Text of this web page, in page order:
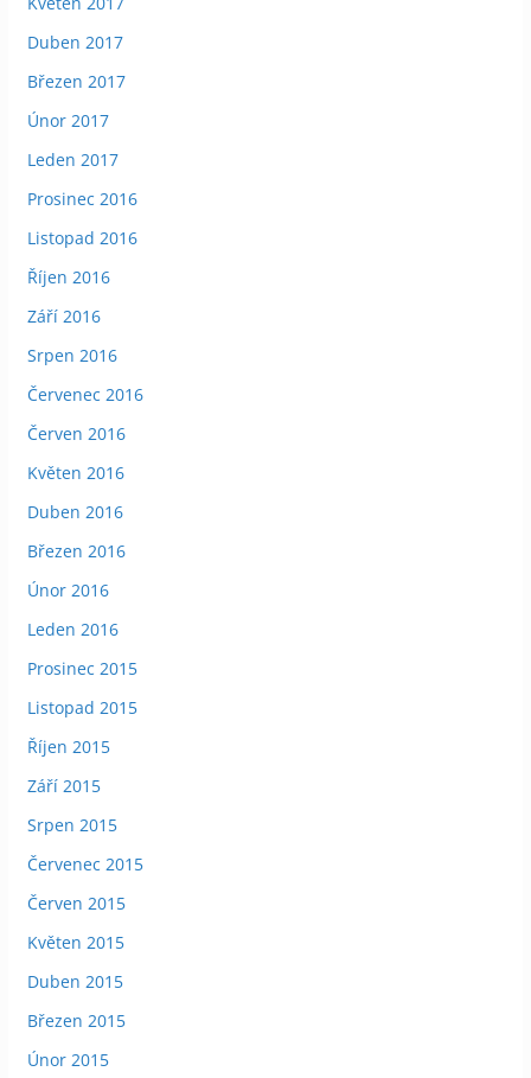
Duben 2017
Březen 2017
Únor 2017
Leden 2017
Prosinec 2016
Listopad 2016
Říjen 2016
Září 2016
Srpen 2016
Červenec 2016
Červen 2016
Květen 2016
Duben 2016
Březen 2016
Únor 2016
Leden 2016
Prosinec 2015
Listopad 2015
Říjen 2015
Září 2015
Srpen 2015
Červenec 2015
Červen 2015
Květen 2015
Duben 2015
Březen 2015
Únor 2015